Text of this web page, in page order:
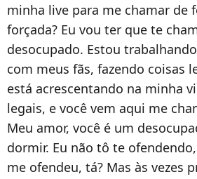
minha live para me chamar de
forçada? Eu vou ter que te
desocupado. Estou
com meus fãs, fazendo coisas
está acrescentando na minha
legais, e você vem aqui me
Meu amor, você é um
dormir. Eu não tô te
me ofendeu, tá? Mas às vezes